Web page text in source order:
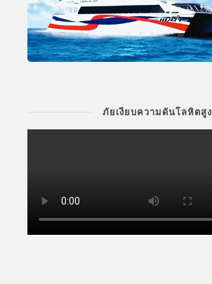
ภัยเงียบความดันโลหิตสูง